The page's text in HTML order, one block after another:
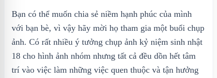
Bạn có thể muốn chia sẻ niềm hạnh phúc của mình
với bạn bè, vì vậy hãy mời họ tham gia một buổi chụp
ảnh. Có rất nhiều ý tưởng chụp ảnh kỷ niệm sinh nhật
18 cho hình ảnh nhóm nhưng tất cả đều dồn hết tâm
trí vào việc làm những việc quen thuộc và tận hưởng